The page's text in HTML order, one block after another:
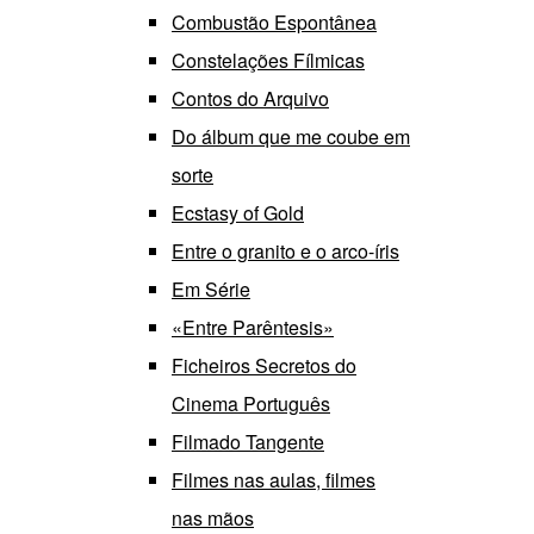
Combustão Espontânea
Constelações Fílmicas
Contos do Arquivo
Do álbum que me coube em
sorte
Ecstasy of Gold
Entre o granito e o arco-íris
Em Série
«Entre Parêntesis»
Ficheiros Secretos do
Cinema Português
Filmado Tangente
Filmes nas aulas, filmes
nas mãos